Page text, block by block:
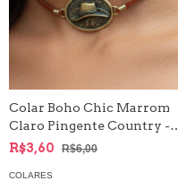
Colar Boho Chic Marrom
Claro Pingente Country -
Ouro Velho
R$3,60 R$6,00
COLARES